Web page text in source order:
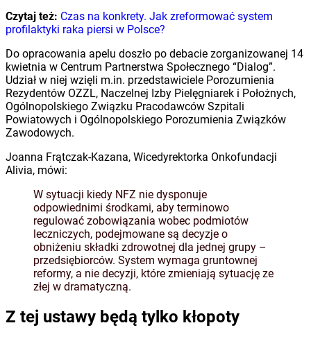
Czytaj też: Czas na konkrety. Jak zreformować system
profilaktyki raka piersi w Polsce?
Do opracowania apelu doszło po debacie zorganizowanej 14
kwietnia w Centrum Partnerstwa Społecznego “Dialog”.
Udział w niej wzięli m.in. przedstawiciele Porozumienia
Rezydentów OZZL, Naczelnej Izby Pielęgniarek i Położnych,
Ogólnopolskiego Związku Pracodawców Szpitali
Powiatowych i Ogólnopolskiego Porozumienia Związków
Zawodowych.
Joanna Frątczak-Kazana, Wicedyrektorka Onkofundacji
Alivia, mówi:
W sytuacji kiedy NFZ nie dysponuje
odpowiednimi środkami, aby terminowo
regulować zobowiązania wobec podmiotów
leczniczych, podejmowane są decyzje o
obniżeniu składki zdrowotnej dla jednej grupy –
przedsiębiorców. System wymaga gruntownej
reformy, a nie decyzji, które zmieniają sytuację ze
złej w dramatyczną.
Z tej ustawy będą tylko kłopoty